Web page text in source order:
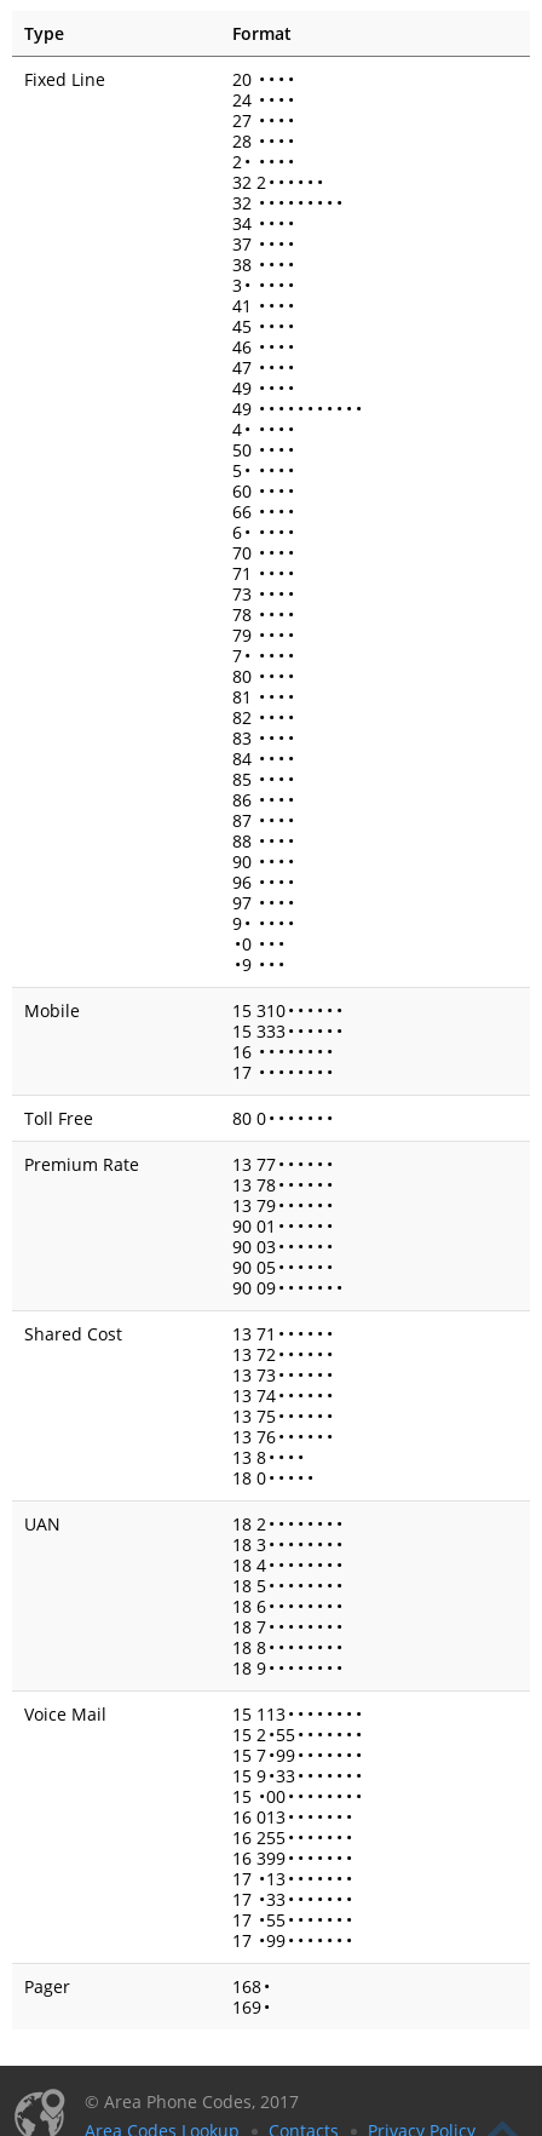
Type
Format
Fixed Line
20 • • • •
24 • • • •
27 • • • •
28 • • • •
2• • • • •
32 2• • • • • •
32 • • • • • • • • •
34 • • • •
37 • • • •
38 • • • •
3• • • • •
41 • • • •
45 • • • •
46 • • • •
47 • • • •
49 • • • •
49 • • • • • • • • • • •
4• • • • •
50 • • • •
5• • • • •
60 • • • •
66 • • • •
6• • • • •
70 • • • •
71 • • • •
73 • • • •
78 • • • •
79 • • • •
7• • • • •
80 • • • •
81 • • • •
82 • • • •
83 • • • •
84 • • • •
85 • • • •
86 • • • •
87 • • • •
88 • • • •
90 • • • •
96 • • • •
97 • • • •
9• • • • •
•0 • • •
•9 • • •
Mobile
15 310• • • • • •
15 333• • • • • •
16 • • • • • • • •
17 • • • • • • • •
Toll Free
80 0• • • • • • •
Premium Rate
13 77• • • • • •
13 78• • • • • •
13 79• • • • • •
90 01 • • • • • •
90 03• • • • • •
90 05• • • • • •
90 09• • • • • • •
Shared Cost
13 71 • • • • • •
13 72• • • • • •
13 73• • • • • •
13 74• • • • • •
13 75• • • • • •
13 76• • • • • •
13 8• • • •
18 0• • • • •
UAN
18 2• • • • • • • •
18 3• • • • • • • •
18 4• • • • • • • •
18 5• • • • • • • •
18 6• • • • • • • •
18 7• • • • • • • •
18 8• • • • • • • •
18 9• • • • • • • •
Voice Mail
15 113• • • • • • • •
15 2•55• • • • • • •
15 7•99• • • • • • •
15 9•33• • • • • • •
15 •00• • • • • • • •
16 013• • • • • • •
16 255• • • • • • •
16 399• • • • • • •
17 •13• • • • • • •
17 •33• • • • • • •
17 •55• • • • • • •
17 •99• • • • • • •
Pager
168•
169•
© Area Phone Codes, 2017
Area Codes Lookup
Contacts Privacy Policy